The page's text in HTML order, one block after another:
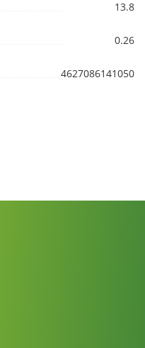
13.8
0.26
4627086141050